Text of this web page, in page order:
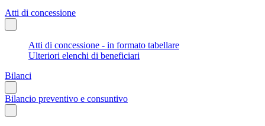
Atti di concessione
Atti di concessione - in formato tabellare
Ulteriori elenchi di beneficiari
Bilanci
Bilancio preventivo e consuntivo